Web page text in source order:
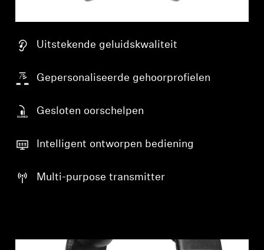
Uitstekende geluidskwaliteit
Gepersonaliseerde gehoorprofielen
Gesloten oorschelpen
Intelligent ontworpen bediening
Multi-purpose transmitter